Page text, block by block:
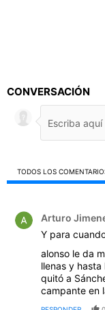
CONVERSACIÓN
TODOS LOS
Arturo
Y para
alonso le da
llenas y
quitó a
campante en